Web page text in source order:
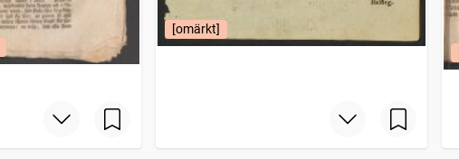
[omärkt]